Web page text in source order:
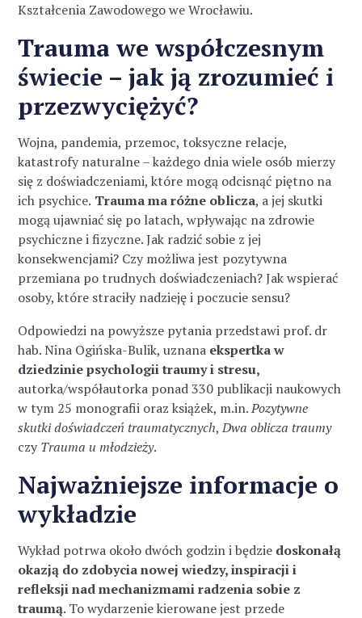
Kształcenia Zawodowego we Wrocławiu.
Trauma we współczesnym
świecie – jak ją zrozumieć i
przezwyciężyć?
Wojna, pandemia, przemoc, toksyczne relacje,
katastrofy naturalne – każdego dnia wiele osób mierzy
się z doświadczeniami, które mogą odcisnąć piętno na
ich psychice. Trauma ma różne oblicza, a jej skutki
mogą ujawniać się po latach, wpływając na zdrowie
psychiczne i fizyczne. Jak radzić sobie z jej
konsekwencjami? Czy możliwa jest pozytywna
przemiana po trudnych doświadczeniach? Jak wspierać
osoby, które straciły nadzieję i poczucie sensu?
Odpowiedzi na powyższe pytania przedstawi prof. dr
hab. Nina Ogińska-Bulik, uznana ekspertka w
dziedzinie psychologii traumy i stresu,
autorka/współautorka ponad 330 publikacji naukowych
w tym 25 monografii oraz książek, m.in.Pozytywne
skutki doświadczeń traumatycznych,Dwa oblicza traumy
czy Trauma u młodzieży.
Najważniejsze informacje o
wykładzie
Wykład potrwa około dwóch godzin i będzie doskonałą
okazją do zdobycia nowej wiedzy, inspiracji i
refleksji nad mechanizmami radzenia sobie z
traumą. To wydarzenie kierowane jest przede